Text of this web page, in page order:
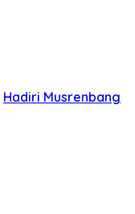
Hadiri Musrenbang